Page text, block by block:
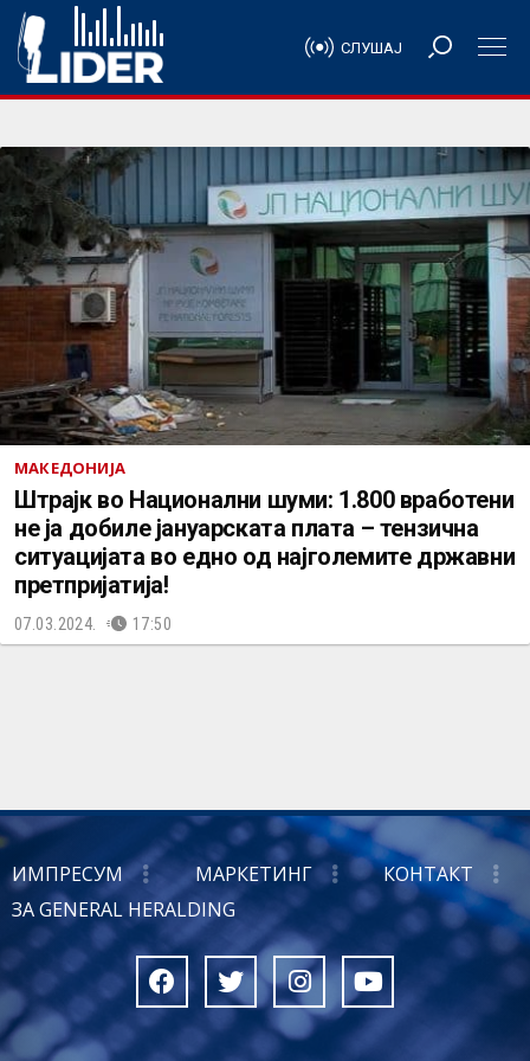
СЛУШАЈ
МАКЕДОНИЈА
Штрајк во Национални шуми: 1.800 вработени
не ја добиле јануарската плата – тензична
ситуацијата во едно од најголемите државни
претпријатија!
07.03.2024. 17:50
ИМПРЕСУМ МАРКЕТИНГ
КОНТАКТ
ЗА GENERAL HERALDING